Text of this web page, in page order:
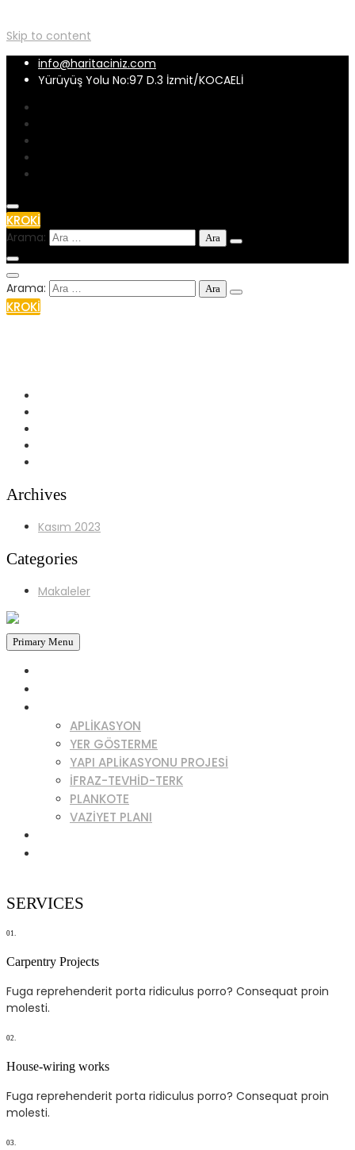
Skip to content
info@haritaciniz.com
Yürüyüş Yolu No:97 D.3 İzmit/KOCAELİ
KROKİ
Arama:
Arama:
KROKİ
Archives
Kasım 2023
Categories
Makaleler
Primary Menu
APLIKASYON
YER GÖSTERME
YAPI APLIKASYONU PROJESI
İFRAZ-TEVHID-TERK
PLANKOTE
VAZIYET PLANI
SERVICES
01.
Carpentry Projects
Fuga reprehenderit porta ridiculus porro? Consequat proin
molesti.
02.
House-wiring works
Fuga reprehenderit porta ridiculus porro? Consequat proin
molesti.
03.